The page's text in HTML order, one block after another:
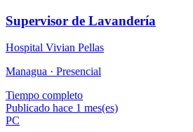
Supervisor de Lavandería
Hospital Vivian Pellas
Managua · Presencial
Tiempo completo
Publicado hace 1 mes(es)
PC